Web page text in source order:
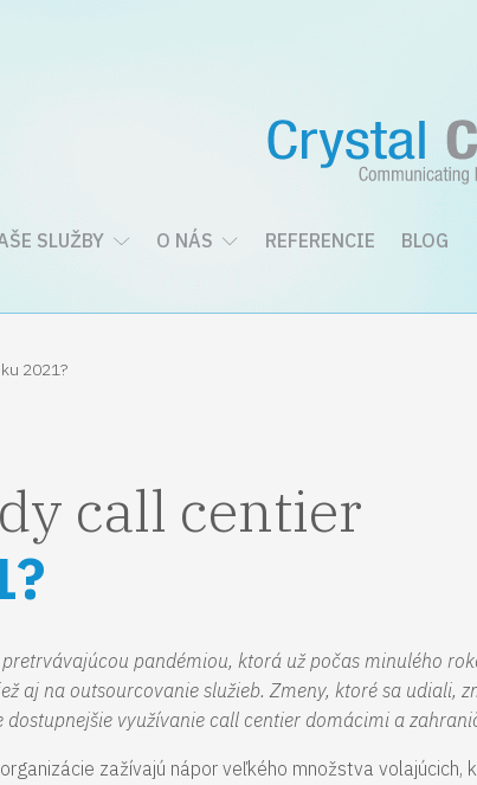
SLUŽBY O NÁS REFERENCIE BLOG
2021?
call centier
pandémiou, ktorá už počas minulého
aj na outsourcovanie služieb. Zmeny, ktoré sa udiali,
dostupnejšie využívanie call centier domácimi a
zažívajú nápor veľkého množstva volajúcich,